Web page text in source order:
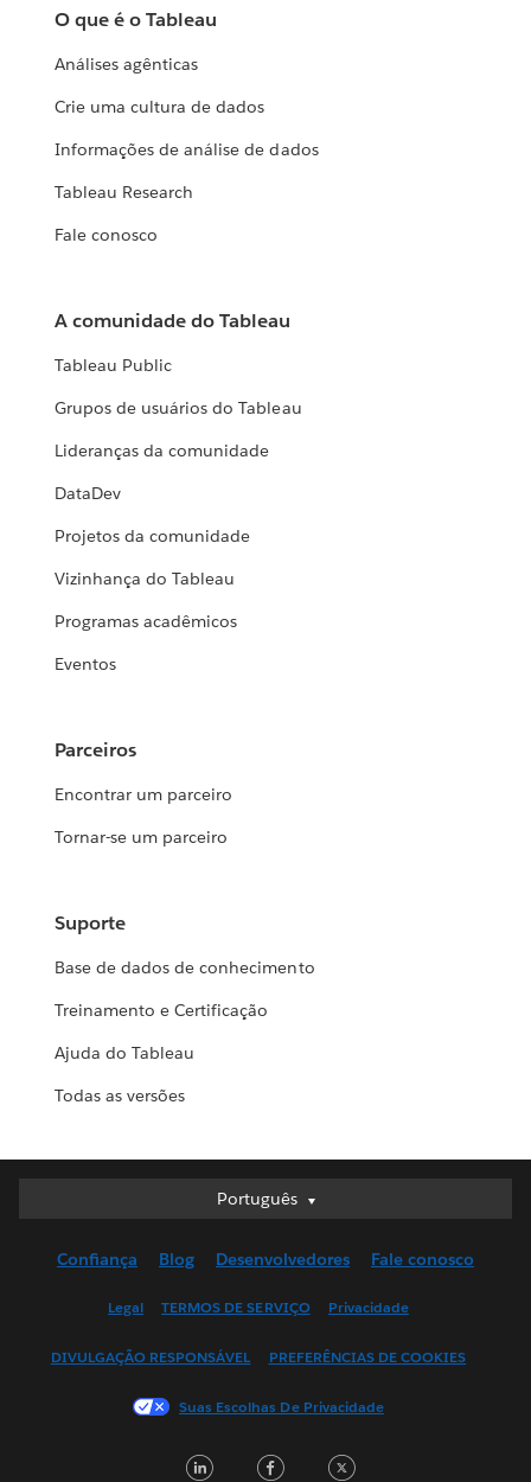
O que é o Tableau
Análises agênticas
Crie uma cultura de dados
Informações de análise de dados
Tableau Research
Fale conosco
A comunidade do Tableau
Tableau Public
Grupos de usuários do Tableau
Lideranças da comunidade
DataDev
Projetos da comunidade
Vizinhança do Tableau
Programas acadêmicos
Eventos
Parceiros
Encontrar um parceiro
Tornar-se um parceiro
Suporte
Base de dados de conhecimento
Treinamento e Certificação
Ajuda do Tableau
Todas as versões
Português
Português
English (UK)
Français (Canada)
日本語
Confiança Blog Desenvolvedores Fale conosco
Legal TERMOS DE SERVIÇO Privacidade
DIVULGAÇÃO RESPONSÁVEL PREFERÊNCIAS DE COOKIES
Suas Escolhas De Privacidade
LinkedInFacebook